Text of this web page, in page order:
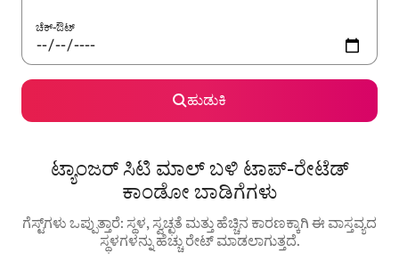
ಚೆಕ್-ಔಟ್
ಹುಡುಕಿ
ಟ್ಯಾಂಜರ್ ಸಿಟಿ ಮಾಲ್ ಬಳಿ ಟಾಪ್-ರೇಟೆಡ್
ಕಾಂಡೋ ಬಾಡಿಗೆಗಳು
ಗೆಸ್ಟ್‌ಗಳು ಒಪ್ಪುತ್ತಾರೆ: ಸ್ಥಳ, ಸ್ವಚ್ಛತೆ ಮತ್ತು ಹೆಚ್ಚಿನ ಕಾರಣಕ್ಕಾಗಿ ಈ ವಾಸ್ತವ್ಯದ
ಸ್ಥಳಗಳನ್ನು ಹೆಚ್ಚು ರೇಟ್ ಮಾಡಲಾಗುತ್ತದೆ.